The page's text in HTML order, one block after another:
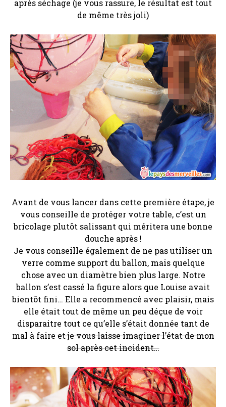
après séchage (je vous rassure, le résultat est tout
de même très joli)
Avant de vous lancer dans cette première étape, je
vous conseille de protéger votre table, c’est un
bricolage plutôt salissant qui méritera une bonne
douche après !
Je vous conseille également de ne pas utiliser un
verre comme support du ballon, mais quelque
chose avec un diamètre bien plus large. Notre
ballon s’est cassé la figure alors que Louise avait
bientôt fini… Elle a recommencé avec plaisir, mais
elle était tout de même un peu déçue de voir
disparaitre tout ce qu’elle s’était donnée tant de
mal à faireet je vous laisse imaginer l’état de mon
sol après cet incident…